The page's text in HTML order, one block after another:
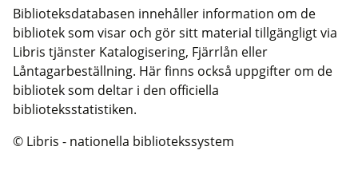
Biblioteksdatabasen innehåller information om de
bibliotek som visar och gör sitt material tillgängligt via
Libris tjänster Katalogisering, Fjärrlån eller
Låntagarbeställning. Här finns också uppgifter om de
bibliotek som deltar i den officiella
biblioteksstatistiken.
© Libris - nationella bibliotekssystem